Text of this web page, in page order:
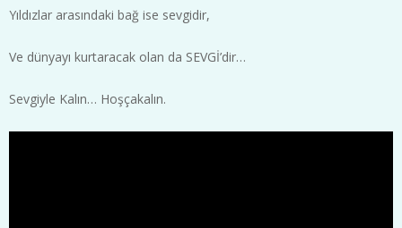
Yıldızlar arasındaki bağ ise sevgidir,
Ve dünyayı kurtaracak olan da SEVGİ’dir…
Sevgiyle Kalın… Hoşçakalın.